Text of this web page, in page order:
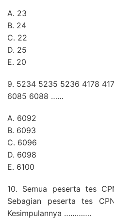
A. 23
B. 24
C. 22
D. 25
E. 20
9. 5234 5235 5236 4178
6085 6088 ……
A. 6092
B. 6093
C. 6096
D. 6098
E. 6100
10. Semua peserta tes
Sebagian peserta tes
Kesimpulannya ………….